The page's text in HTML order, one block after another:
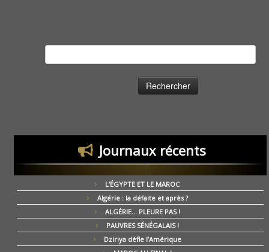
Journaux récents
L’ÉGYPTE ET LE MAROC
Algérie : la défaite et après ?
ALGÉRIE… PLEURE PAS !
PAUVRES SÉNÉGALAIS !
Dziriya défie l’Amérique